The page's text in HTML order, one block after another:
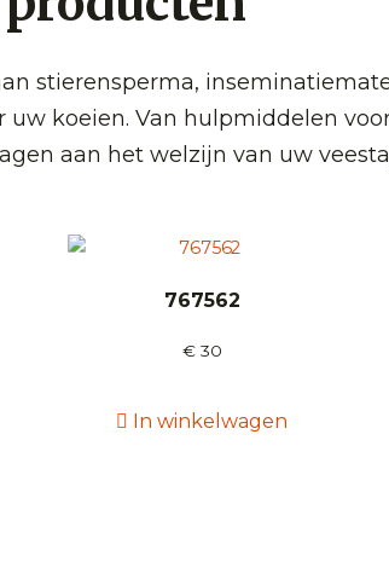
stierensperma,
koeien. Van hulpmiddelen
aan het welzijn van uw
767562
€30
In winkelwagen